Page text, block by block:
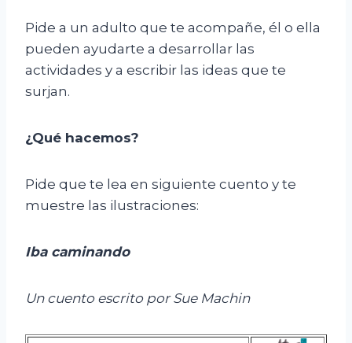
Pide a un adulto que te acompañe, él o ella
pueden ayudarte a desarrollar las
actividades y a escribir las ideas que te
surjan.
¿Qué hacemos?
Pide que te lea en siguiente cuento y te
muestre las ilustraciones:
Iba caminando
Un cuento escrito por Sue Machin